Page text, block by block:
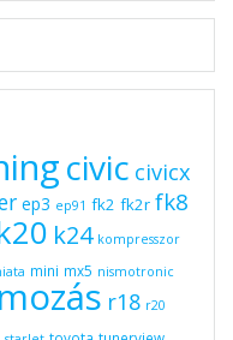
civic civicx
ep3 ep91 fk2 fk2r fk8
k24 kompresszor
mini mx5 nismotronic
r18 r20